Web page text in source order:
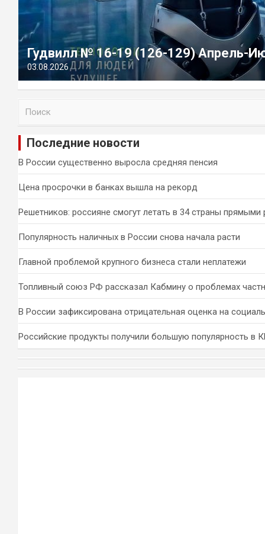
Гудвилл № 16-19 (126-129) Апрель-
03.08.2026
и
Последние новости
В России существенно выросла средняя пенсия
Цена просрочки в банках вышла на рекорд
Решетников: россияне смогут летать в 34 страны прямыми
Популярность наличных в России снова начала расти
Главной проблемой крупного бизнеса стали неплатежи
Топливный союз РФ рассказал Кабмину о проблемах
В России зафиксирована отрицательная оценка на
Российские продукты получили большую популярность в